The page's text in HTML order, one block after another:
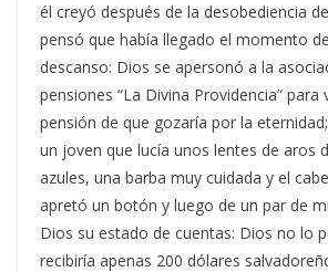
él creyó después de la desobediencia
pensó que había llegado el momento
descanso: Dios se apersonó a la
pensiones “La Divina Providencia” para
pensión de que gozaría por la
un joven que lucía unos lentes de aros
azules, una barba muy cuidada y el
apretó un botón y luego de un par de
Dios su estado de cuentas: Dios no lo
recibiría apenas 200 dólares